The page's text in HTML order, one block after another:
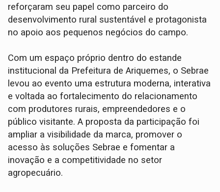
reforçaram seu papel como parceiro do
desenvolvimento rural sustentável e protagonista
no apoio aos pequenos negócios do campo.
Com um espaço próprio dentro do estande
institucional da Prefeitura de Ariquemes, o Sebrae
levou ao evento uma estrutura moderna, interativa
e voltada ao fortalecimento do relacionamento
com produtores rurais, empreendedores e o
público visitante. A proposta da participação foi
ampliar a visibilidade da marca, promover o
acesso às soluções Sebrae e fomentar a
inovação e a competitividade no setor
agropecuário.